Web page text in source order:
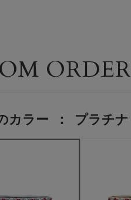
ORDER
カラー ： プラチナ